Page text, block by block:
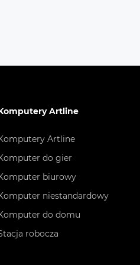
Artline
Artline
do gier
biurowy
niestandardowy
do domu
robocza